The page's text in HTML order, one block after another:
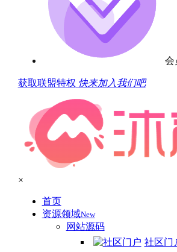
会
获取联盟特权 快来加入我们吧
×
首页
资源领域New
网站源码
社区门